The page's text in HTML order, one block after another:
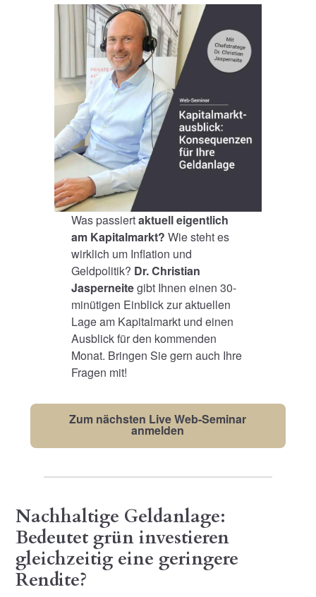
Was passiertaktuell eigentlich
am Kapitalmarkt? Wie steht es
wirklich um Inflation und
Geldpolitik? Dr. Christian
Jasperneitegibt Ihnen einen 30-
minütigen Einblick zur aktuellen
Lage am Kapitalmarkt und einen
Ausblick für den kommenden
Monat. Bringen Sie gern auch Ihre
Fragen mit!
Zum nächsten Live Web-Seminar
anmelden
Nachhaltige Geldanlage:
Bedeutet grün investieren
gleichzeitig eine geringere
Rendite?